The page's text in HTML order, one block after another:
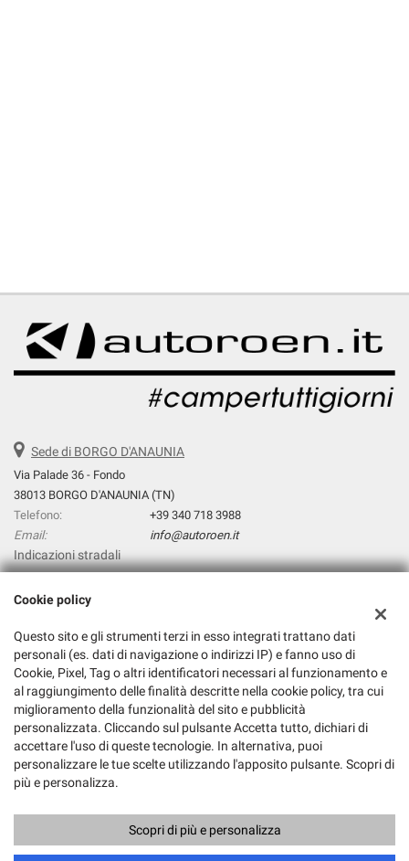
Sede di BORGO D'ANAUNIA
Via Palade 36 - Fondo
38013 BORGO D'ANAUNIA (TN)
Telefono:
+39 340 718 3988
Email:
info@autoroen.it
Indicazioni stradali
Autoroen.It Di Giuliano Pezzini
Via Palade 36, Fondo (TN)
C.F/P.IVA: 01845640224
Registro delle imprese:TN
Copyright © 2026 GestionaleAuto.com S.r.l., Tutti i diritti riservati -
Leggi l'informativa sulla privacy-Cookie Policy
Cookie policy
Questo sito e gli strumenti terzi in esso integrati trattano dati
personali (es. dati di navigazione o indirizzi IP) e fanno uso di
Cookie, Pixel, Tag o altri identificatori necessari al funzionamento e
al raggiungimento delle finalità descritte nella cookie policy, tra cui
miglioramento della funzionalità del sito e pubblicità
personalizzata. Cliccando sul pulsante Accetta tutto, dichiari di
accettare l'uso di queste tecnologie. In alternativa, puoi
personalizzare le tue scelte utilizzando l'apposito pulsante. Scopri di
più e personalizza.
Scopri di più e personalizza